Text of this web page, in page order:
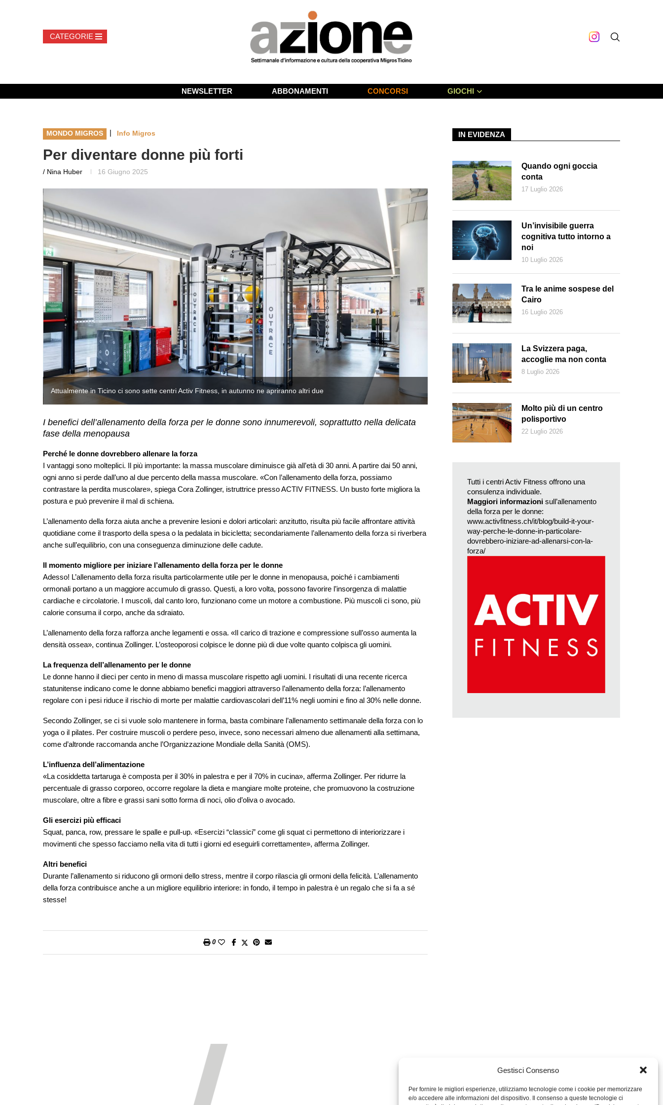
Gestisci Consenso
Per fornire le migliori esperienze, utilizziamo tecnologie come i cookie per memorizzare
e/o accedere alle informazioni del dispositivo. Il consenso a queste tecnologie ci
NEWSLETTER ABBONAMENTI CONCORSI GIOCHI
MONDO MIGROS | Info Migros
Per diventare donne più forti
/ Nina Huber 16 Giugno 2025
Attualmente in Ticino ci sono sette centri Activ Fitness, in autunno ne apriranno altri due Attualmente in Ticino ci sono sette centri Activ Fitness, in autunno ne
I benefici dell’allenamento della forza per le donne sono innumerevoli, soprattutto nella delicata
fase della menopausa
Perché le donne dovrebbero allenare la forza
I vantaggi sono molteplici. Il più importante: la massa muscolare diminuisce già all’età di 30 anni. A partire dai 50 anni,
ogni anno si perde dall’uno al due percento della massa muscolare. «Con l’allenamento della forza, possiamo
contrastare la perdita muscolare», spiega Cora Zollinger, istruttrice presso ACTIV FITNESS. Un busto forte migliora la
postura e può prevenire il mal di schiena.
L’allenamento della forza aiuta anche a prevenire lesioni e dolori articolari: anzitutto, risulta più facile affrontare attività
quotidiane come il trasporto della spesa o la pedalata in bicicletta; secondariamente l’allenamento della forza si riverbera
anche sull’equilibrio, con una conseguenza diminuzione delle cadute.
Il momento migliore per iniziare l’allenamento della forza per le donne
Adesso! L’allenamento della forza risulta particolarmente utile per le donne in menopausa, poiché i cambiamenti
ormonali portano a un maggiore accumulo di grasso. Questi, a loro volta, possono favorire l’insorgenza di malattie
cardiache e circolatorie. I muscoli, dal canto loro, funzionano come un motore a combustione. Più muscoli ci sono, più
calorie consuma il corpo, anche da sdraiato.
L’allenamento della forza rafforza anche legamenti e ossa. «Il carico di trazione e compressione sull’osso aumenta la
densità ossea», continua Zollinger. L’osteoporosi colpisce le donne più di due volte quanto colpisca gli uomini.
La frequenza dell’allenamento per le donne
Le donne hanno il dieci per cento in meno di massa muscolare rispetto agli uomini. I risultati di una recente ricerca
statunitense indicano come le donne abbiamo benefici maggiori attraverso l’allenamento della forza: l’allenamento
regolare con i pesi riduce il rischio di morte per malattie cardiovascolari dell’11% negli uomini e fino al 30% nelle donne.
Secondo Zollinger, se ci si vuole solo mantenere in forma, basta combinare l’allenamento settimanale della forza con lo
yoga o il pilates. Per costruire muscoli o perdere peso, invece, sono necessari almeno due allenamenti alla settimana,
come d’altronde raccomanda anche l’Organizzazione Mondiale della Sanità (OMS).
L’influenza dell’alimentazione
«La cosiddetta tartaruga è composta per il 30% in palestra e per il 70% in cucina», afferma Zollinger. Per ridurre la
percentuale di grasso corporeo, occorre regolare la dieta e mangiare molte proteine, che promuovono la costruzione
muscolare, oltre a fibre e grassi sani sotto forma di noci, olio d’oliva o avocado.
Gli esercizi più efficaci
Squat, panca, row, pressare le spalle e pull-up. «Esercizi “classici” come gli squat ci permettono di interiorizzare i
movimenti che spesso facciamo nella vita di tutti i giorni ed eseguirli correttamente», afferma Zollinger.
Altri benefici
Durante l’allenamento si riducono gli ormoni dello stress, mentre il corpo rilascia gli ormoni della felicità. L’allenamento
della forza contribuisce anche a un migliore equilibrio interiore: in fondo, il tempo in palestra è un regalo che si fa a sé
stesse!
0
IN EVIDENZA
Quando ogni goccia
conta
17 Luglio 2026
Un’invisibile guerra
cognitiva tutto intorno a
noi
10 Luglio 2026
Tra le anime sospese del
Cairo
16 Luglio 2026
La Svizzera paga,
accoglie ma non conta
8 Luglio 2026
Molto più di un centro
polisportivo
22 Luglio 2026
Tutti i centri Activ Fitness offrono una
consulenza individuale.
Maggiori informazioni sull’allenamento
della forza per le donne:
www.activfitness.ch/it/blog/build-it-your-
way-perche-le-donne-in-particolare-
dovrebbero-iniziare-ad-allenarsi-con-la-
forza/